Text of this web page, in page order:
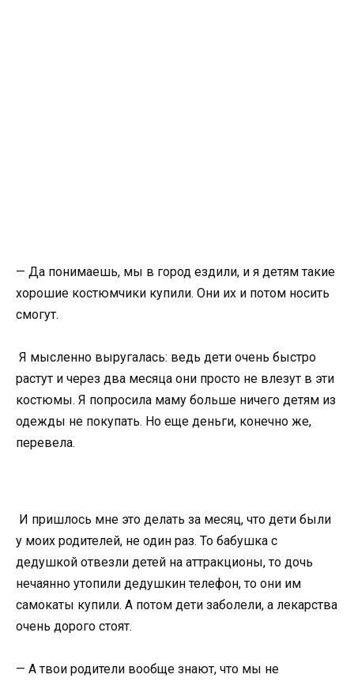
— Да понимаешь, мы в город ездили, и я детям такие
хорошие костюмчики купили. Они их и потом носить
смогут.
Я мысленно выругалась: ведь дети очень быстро
растут и через два месяца они просто не влезут в эти
костюмы. Я попросила маму больше ничего детям из
одежды не покупать. Но еще деньги, конечно же,
перевела.
И пришлось мне это делать за месяц, что дети были
у моих родителей, не один раз. То бабушка с
дедушкой отвезли детей на аттракционы, то дочь
нечаянно утопили дедушкин телефон, то они им
самокаты купили. А потом дети заболели, а лекарства
очень дорого стоят.
— А твои родители вообще знают, что мы не